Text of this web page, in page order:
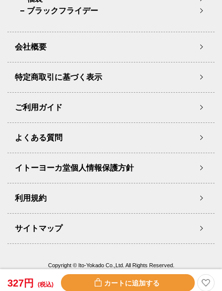
327円 (税込)
ブラックフライデー
会社概要
特定商取引に基づく表示
ご利用ガイド
よくある質問
イトーヨーカ堂個人情報保護方針
利用規約
サイトマップ
Copyright © Ito-Yokado Co.,Ltd. All Rights Reserved.